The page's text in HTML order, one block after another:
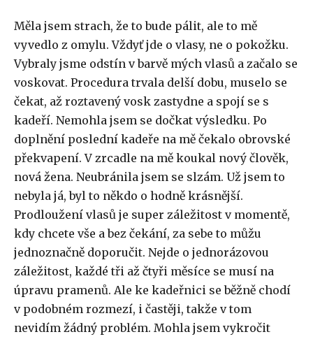
Měla jsem strach, že to bude pálit, ale to mě
vyvedlo z omylu. Vždyť jde o vlasy, ne o pokožku.
Vybraly jsme odstín v barvě mých vlasů a začalo se
voskovat. Procedura trvala delší dobu, muselo se
čekat, až roztavený vosk zastydne a spojí se s
kadeří. Nemohla jsem se dočkat výsledku. Po
doplnění poslední kadeře na mě čekalo obrovské
překvapení. V zrcadle na mě koukal nový člověk,
nová žena. Neubránila jsem se slzám. Už jsem to
nebyla já, byl to někdo o hodně krásnější.
Prodloužení vlasů je super záležitost v momentě,
kdy chcete vše a bez čekání, za sebe to můžu
jednoznačně doporučit. Nejde o jednorázovou
záležitost, každé tři až čtyři měsíce se musí na
úpravu pramenů. Ale ke kadeřnici se běžně chodí
v podobném rozmezí, i častěji, takže v tom
nevidím žádný problém. Mohla jsem vykročit